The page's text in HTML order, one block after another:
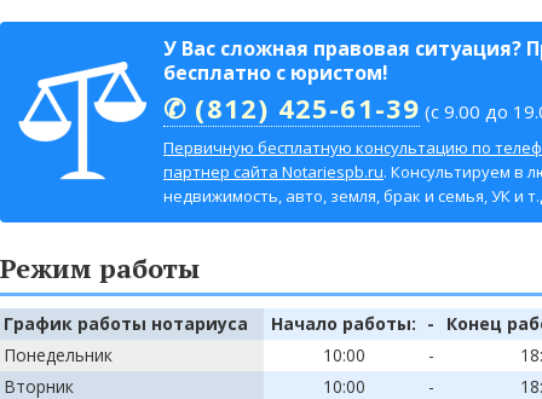
У Вас сложная правовая ситуация?
бесплатно с юристом!
✆ (812) 425-61-39 (с 9.00 до
Первичную бесплатную консультацию по
партнер сайта Notariespb.ru. Консультируем в
недвижимость, авто, земля, брак и семья, УК и
Режим работы
График работы нотариуса Начало работы: -
Конец
Понедельник
10:00 -
Вторник
10:00 -